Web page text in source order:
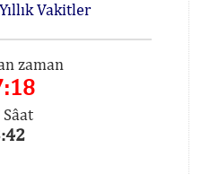
Yıllık Vakitler
zaman